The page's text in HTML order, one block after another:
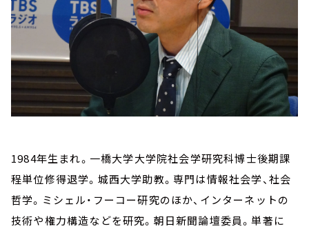
1984年生まれ。一橋大学大学院社会学研究科博士後期課
程単位修得退学。城西大学助教。専門は情報社会学、社会
哲学。ミシェル・フーコー研究のほか、インターネットの
技術や権力構造などを研究。朝日新聞論壇委員。単著に